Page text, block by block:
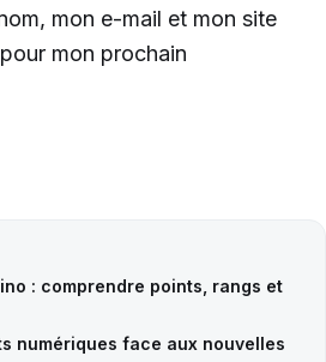
mon e-mail et mon site
mon prochain
: comprendre points, rangs et
numériques face aux nouvelles